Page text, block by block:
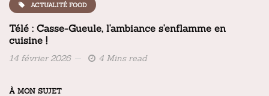
ACTUALITÉ FOOD
Télé : Casse-Gueule, l'ambiance s'enflamme en
cuisine !
14 février 2026 4 Mins read
À MON SUJET